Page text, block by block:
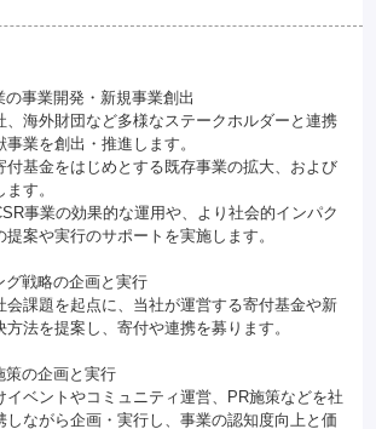
事業開発・新規事業創出
、海外財団など多様なステークホルダーと連携
業を創出・推進します。
付基金をはじめとする既存事業の拡大、および
す。
事業の効果的な運用や、より社会的インパク
提案や実行のサポートを実施します。
グ戦略の企画と実行
会課題を起点に、当社が運営する寄付基金や新
法を提案し、寄付や連携を募ります。
策の企画と実行
イベントやコミュニティ運営、PR施策などを社
しながら企画・実行し、事業の認知度向上と価